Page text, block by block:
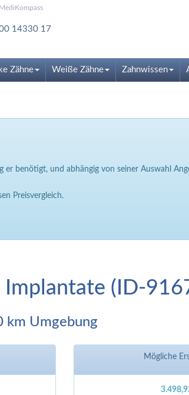
14330 17
Zähne Weiße Zähne Zahnwissen
er benötigt, und abhängig von seiner Auswahl
Preisvergleich.
Implantate (ID-
km Umgebung
Mögliche